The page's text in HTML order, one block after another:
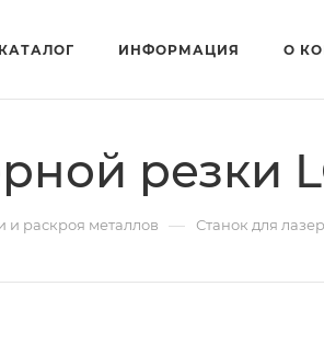
КАТАЛОГ ИНФОРМАЦИЯ О
резки
и раскроя металлов — Станок для